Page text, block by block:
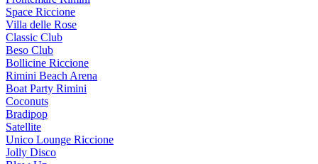
Space Riccione
Villa delle Rose
Classic Club
Beso Club
Bollicine Riccione
Rimini Beach Arena
Boat Party Rimini
Coconuts
Bradipop
Satellite
Unico Lounge Riccione
Jolly Disco